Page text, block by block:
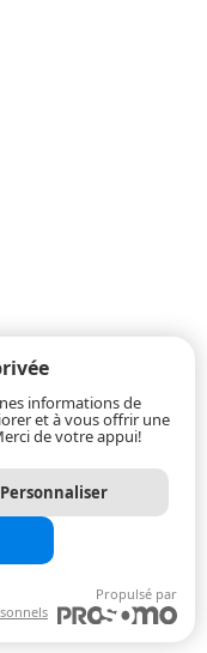
informations de
et à vous offrir une
de votre appui!
Personnaliser
Propulsé par